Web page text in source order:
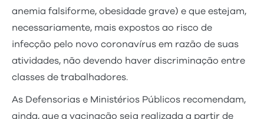
anemia falsiforme, obesidade grave) e que estejam,
necessariamente, mais expostos ao risco de
infecção pelo novo coronavírus em razão de suas
atividades, não devendo haver discriminação entre
classes de trabalhadores.
As Defensorias e Ministérios Públicos recomendam,
ainda, que a vacinação seja realizada a partir de